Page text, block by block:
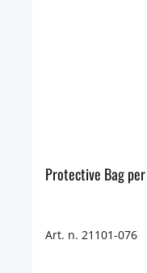
Protective Bag
Art. n. 21101-076